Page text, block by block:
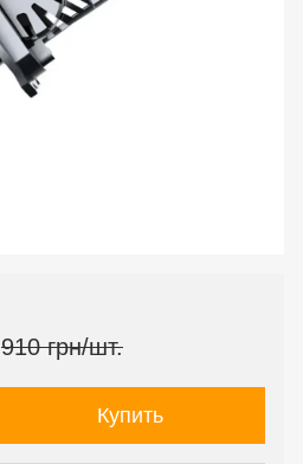
910 грн/шт.
Купить